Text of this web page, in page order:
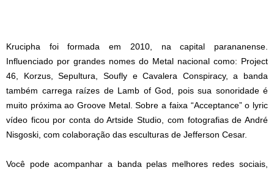
Krucipha foi formada em 2010, na capital parananense.
Influenciado por grandes nomes do Metal nacional como: Project
46, Korzus, Sepultura, Soufly e Cavalera Conspiracy, a banda
também carrega raízes de Lamb of God, pois sua sonoridade é
muito próxima ao Groove Metal. Sobre a faixa “Acceptance” o lyric
vídeo ficou por conta do Artside Studio, com fotografias de André
Nisgoski, com colaboração das esculturas de Jefferson Cesar.
Você pode acompanhar a banda pelas melhores redes sociais,